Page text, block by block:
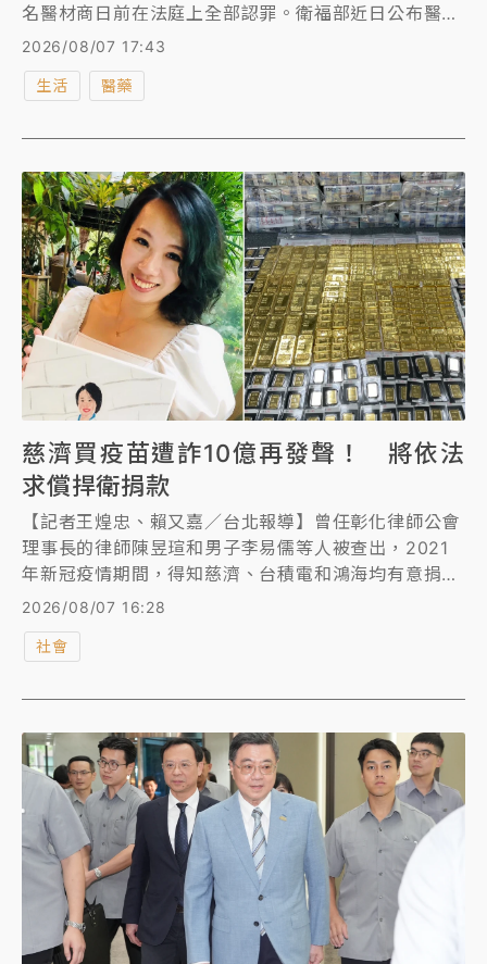
名醫材商日前在法庭上全部認罪。衛福部近日公布醫材
商進入手術室管理指引，手術過程中有醫材商在場之必
病人或操控直接作用於病人之醫療器材。
2026/08/07 17:43
生活 醫藥
慈濟買疫苗遭詐10億再發聲！ 將依法
求償捍衛捐款
【記者王煌忠、賴又嘉／台北報導】曾任彰化律師公會
理事長的律師陳昱瑄和男子李易儒等人被查出，2021
年新冠疫情期間，得知慈濟、台積電和鴻海均有意捐贈
疫苗，向慈濟基金會誆稱，有管道可採購BNT疫苗，還
曾幫鴻海、台積電牽線，藉此向慈濟詐取10.6億元的服
務費，台中地檢署昨(6日)依詐欺、洗錢等罪起訴陳昱
積極偵辦，並有效查扣相關犯罪所得，未來若認定被告
等人成立犯罪，除代當事人請求法院依法將犯罪所得發
還被害人，並保留依法提出附帶民事訴訟求償等必要法
律措施，以捍衛慈濟和捐款大眾的權益。
2026/08/07 16:28
社會